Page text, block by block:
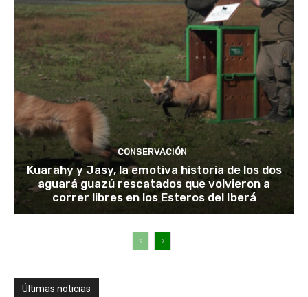
CONSERVACIÓN
Kuarahy y Jasy, la emotiva historia de los dos
aguará guazú rescatados que volvieron a
correr libres en los Esteros del Iberá
Últimas noticias